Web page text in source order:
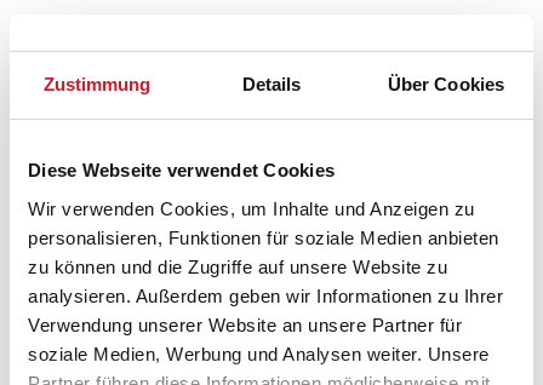
Zustimmung Details Über Cookies
Diese Webseite verwendet Cookies
Wir verwenden Cookies, um Inhalte und Anzeigen zu
personalisieren, Funktionen für soziale Medien anbieten
zu können und die Zugriffe auf unsere Website zu
analysieren. Außerdem geben wir Informationen zu Ihrer
Verwendung unserer Website an unsere Partner für
soziale Medien, Werbung und Analysen weiter. Unsere
Belegungskalender
Reisedauer auswählen